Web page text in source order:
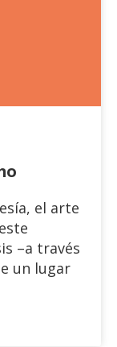
el arte
–a través
un lugar